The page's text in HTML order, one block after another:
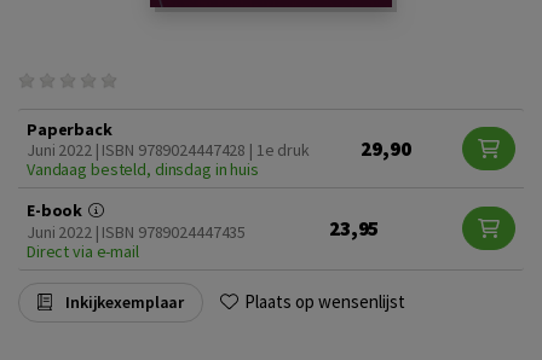
Paperback
Juni 2022 | ISBN 9789024447428 | 1e druk
Vandaag besteld, dinsdag in huis
29,90
E-book
Juni 2022 | ISBN 9789024447435
Direct via e-mail
23,95
Inkijkexemplaar Plaats op wensenlijst